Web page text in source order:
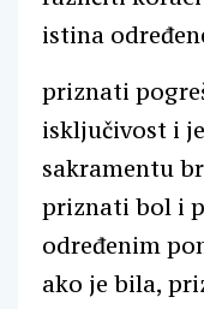
istina
priznati
isključivost i
sakramentu
priznati bol i
određenim
ako je bila,